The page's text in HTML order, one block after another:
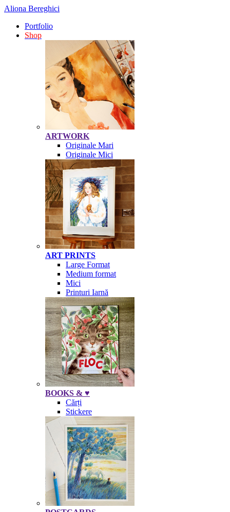
Aliona Bereghici
Portfolio
Shop
ARTWORK
Originale Mari
Originale Mici
ART PRINTS
Large Format
Medium format
Mici
Printuri Iarnă
BOOKS & ♥
Cărți
Stickere